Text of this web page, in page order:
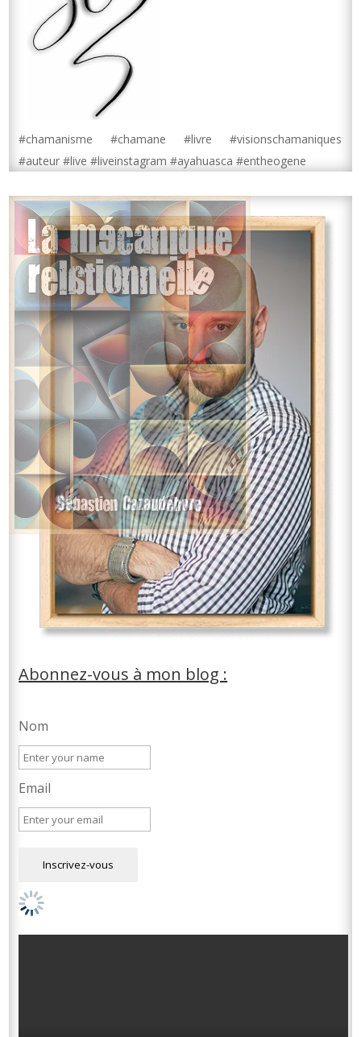
#chamanisme #chamane #livre #visionschamaniques
#auteur #live #liveinstagram #ayahuasca #entheogene
Abonnez-vous à mon blog :
Nom
Email